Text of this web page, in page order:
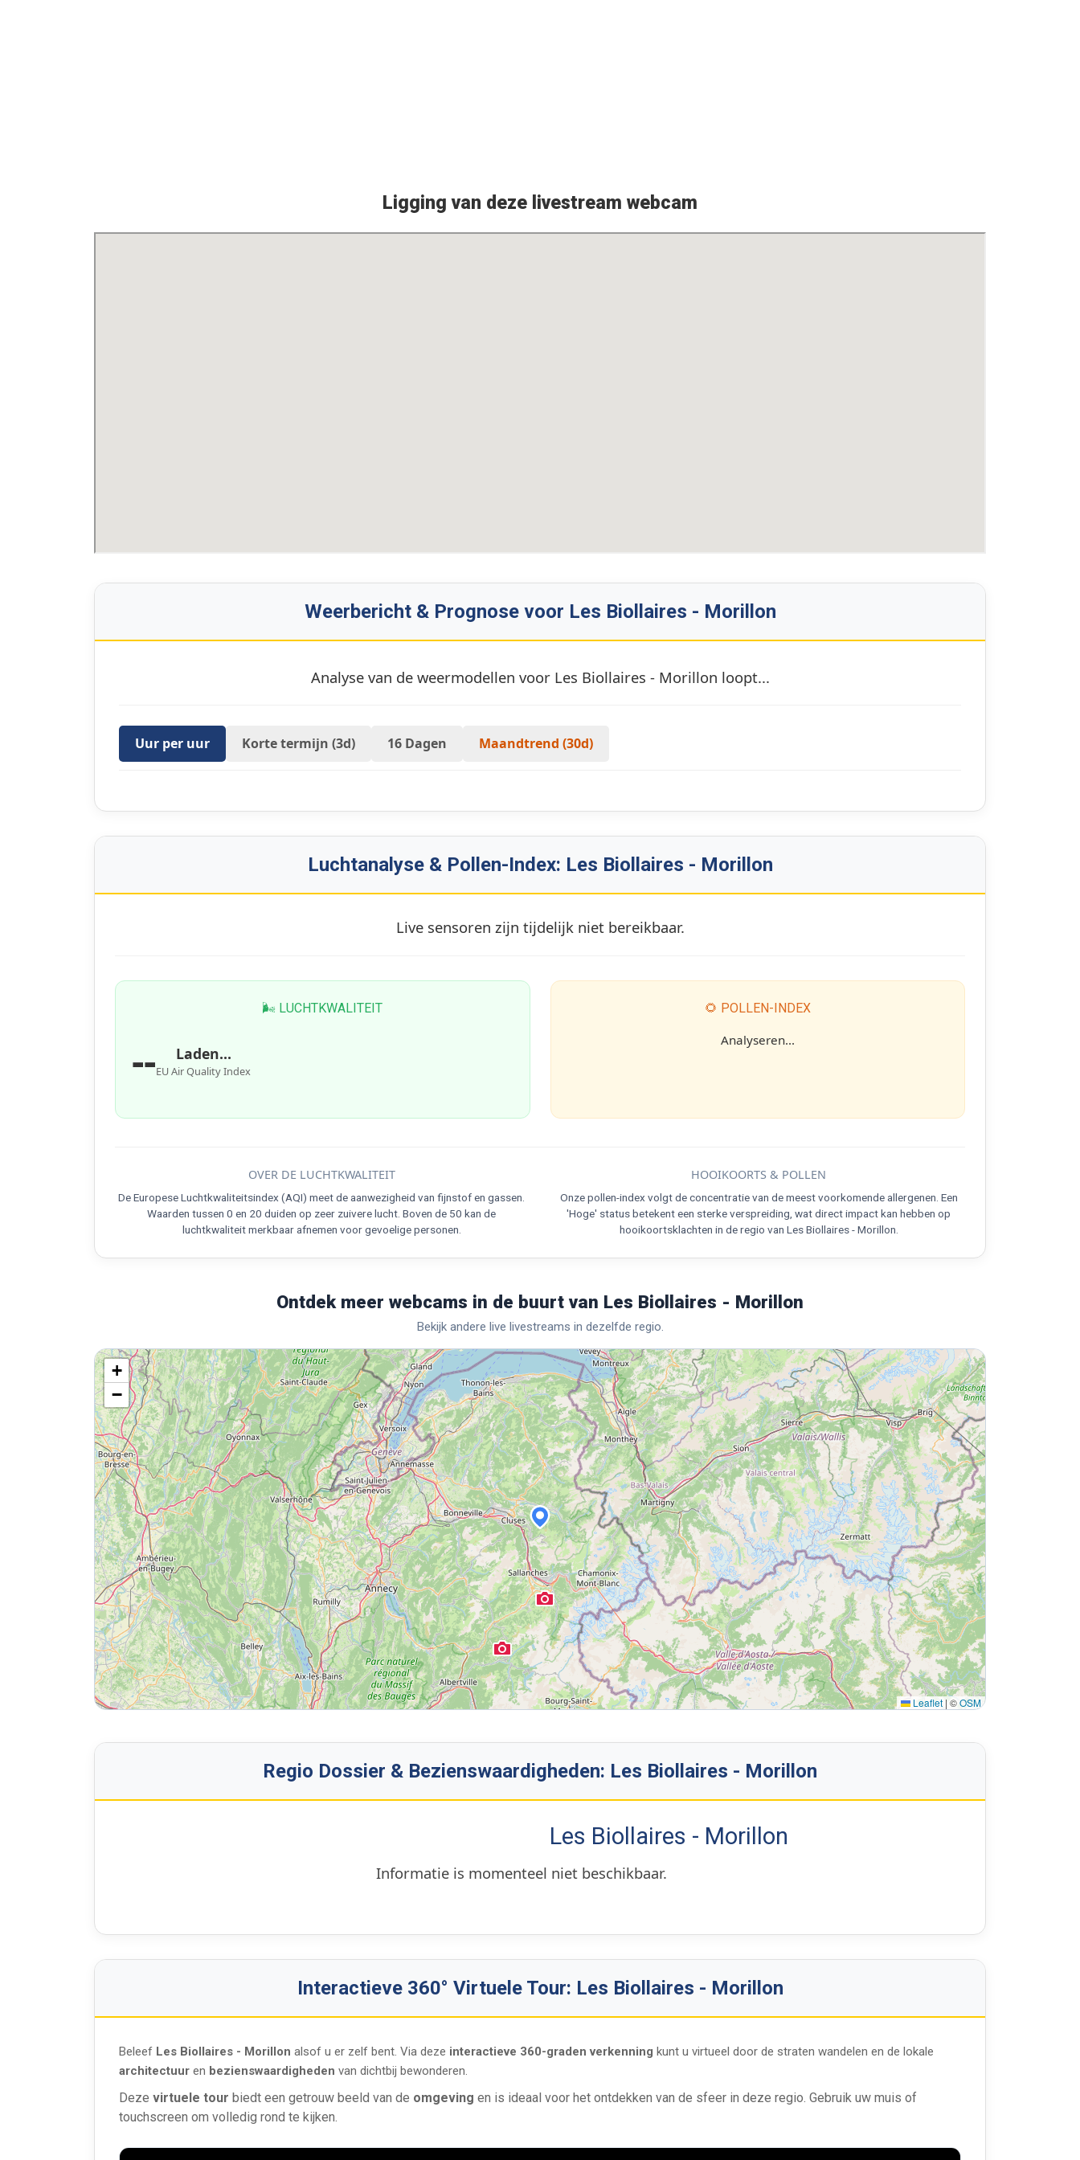
Ligging van deze livestream webcam
Weerbericht & Prognose voor Les Biollaires - Morillon
Analyse van de weermodellen voor Les Biollaires - Morillon loopt...
Uur per uur Korte termijn (3d) 16 Dagen Maandtrend (30d)
Luchtanalyse & Pollen-Index: Les Biollaires - Morillon
Live sensoren zijn tijdelijk niet bereikbaar.
🌬 LUCHTKWALITEIT
-- Laden...
EU Air Quality Index
🌻 POLLEN-INDEX
Analyseren...
OVER DE LUCHTKWALITEIT
De Europese Luchtkwaliteitsindex (AQI) meet de aanwezigheid van fijnstof en gassen.
Waarden tussen 0 en 20 duiden op zeer zuivere lucht. Boven de 50 kan de
luchtkwaliteit merkbaar afnemen voor gevoelige personen.
HOOIKOORTS & POLLEN
Onze pollen-index volgt de concentratie van de meest voorkomende allergenen. Een
'Hoge' status betekent een sterke verspreiding, wat direct impact kan hebben op
hooikoortsklachten in de regio van Les Biollaires - Morillon.
Ontdek meer webcams in de buurt van Les Biollaires - Morillon
Bekijk andere live livestreams in dezelfde regio.
+
−
Leaflet | ©OSM
Regio Dossier & Bezienswaardigheden: Les Biollaires - Morillon
Les Biollaires - Morillon
Informatie is momenteel niet beschikbaar.
Interactieve 360° Virtuele Tour: Les Biollaires - Morillon
Beleef Les Biollaires - Morillon alsof u er zelf bent. Via deze interactieve 360-graden verkenning kunt u virtueel door de straten wandelen en de lokale
architectuur en bezienswaardigheden van dichtbij bewonderen.
Deze virtuele tour biedt een getrouw beeld van de omgeving en is ideaal voor het ontdekken van de sfeer in deze regio. Gebruik uw muis of
touchscreen om volledig rond te kijken.